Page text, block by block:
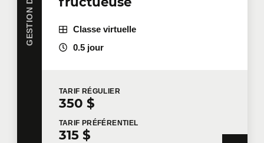
Classe virtuelle
0.5 jour
TARIF RÉGULIER
350 $
TARIF PRÉFÉRENTIEL
315 $